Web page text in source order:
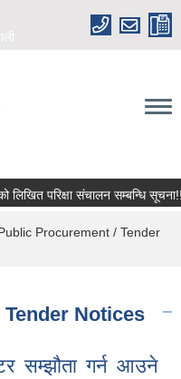
परिक्षा संचालन सम्बन्धि सूचना!!!
Procurement / Tender
Notices
सम्झौता गर्न आउने